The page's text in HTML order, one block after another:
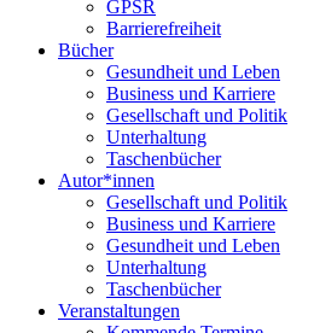
GPSR
Barrierefreiheit
Bücher
Gesundheit und Leben
Business und Karriere
Gesellschaft und Politik
Unterhaltung
Taschenbücher
Autor*innen
Gesellschaft und Politik
Business und Karriere
Gesundheit und Leben
Unterhaltung
Taschenbücher
Veranstaltungen